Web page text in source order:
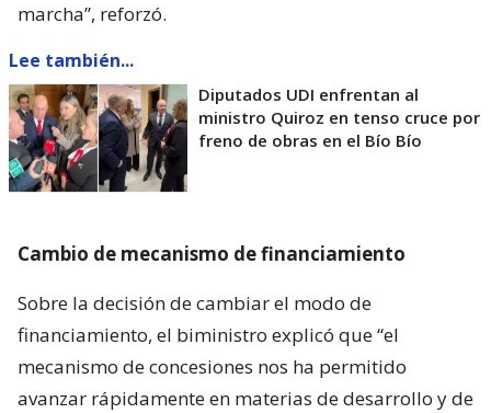
marcha”, reforzó.
Lee también...
Diputados UDI enfrentan al
ministro Quiroz en tenso cruce por
freno de obras en el Bío Bío
Cambio de mecanismo de financiamiento
Sobre la decisión de cambiar el modo de
financiamiento, el biministro explicó que “el
mecanismo de concesiones nos ha permitido
avanzar rápidamente en materias de desarrollo y de